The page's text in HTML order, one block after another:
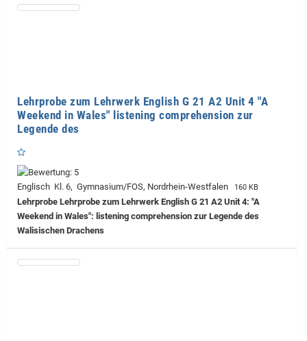
Lehrprobe zum Lehrwerk English G 21 A2 Unit 4 "A
Weekend in Wales" listening comprehension zur
Legende des
Englisch Kl. 6, Gymnasium/FOS, Nordrhein-Westfalen 160 KB
Lehrprobe Lehrprobe zum Lehrwerk English G 21 A2 Unit 4: "A
Weekend in Wales": listening comprehension zur Legende des
Walisischen Drachens